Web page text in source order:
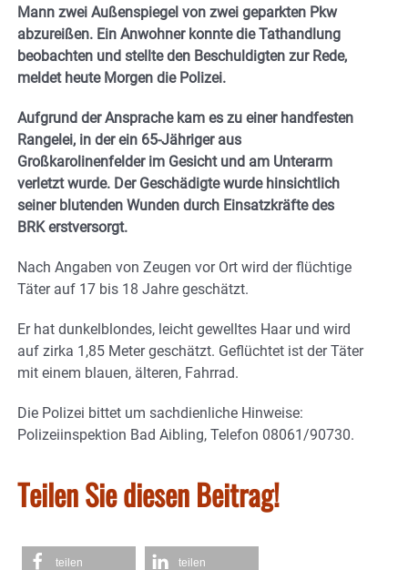
Mann zwei Außenspiegel von zwei geparkten Pkw
abzureißen. Ein Anwohner konnte die Tathandlung
beobachten und stellte den Beschuldigten zur Rede,
meldet heute Morgen die Polizei.
Aufgrund der Ansprache kam es zu einer handfesten
Rangelei, in der ein 65-Jähriger aus
Großkarolinenfelder im Gesicht und am Unterarm
verletzt wurde. Der Geschädigte wurde hinsichtlich
seiner blutenden Wunden durch Einsatzkräfte des
BRK erstversorgt.
Nach Angaben von Zeugen vor Ort wird der flüchtige
Täter auf 17 bis 18 Jahre geschätzt.
Er hat dunkelblondes, leicht gewelltes Haar und wird
auf zirka 1,85 Meter geschätzt. Geflüchtet ist der Täter
mit einem blauen, älteren, Fahrrad.
Die Polizei bittet um sachdienliche Hinweise:
Polizeiinspektion Bad Aibling, Telefon 08061/90730.
Teilen Sie diesen Beitrag!
teilen teilen